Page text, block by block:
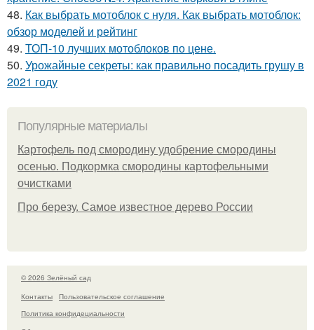
48. Как выбрать мотоблок с нуля. Как выбрать мотоблок:
обзор моделей и рейтинг
49. ТОП-10 лучших мотоблоков по цене.
50. Урожайные секреты: как правильно посадить грушу в
2021 году
Популярные материалы
Картофель под смородину удобрение смородины
осенью. Подкормка смородины картофельными
очистками
Про березу. Самое известное дерево России
© 2026 Зелёный сад
Контакты
Пользовательское соглашение
Политика конфидециальности